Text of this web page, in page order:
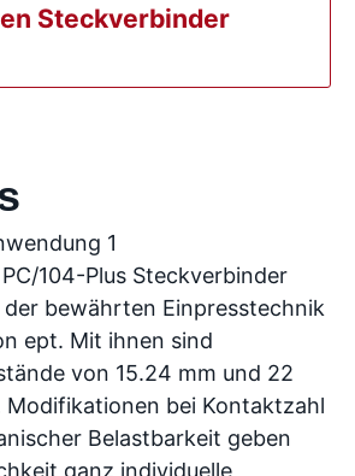
Steckverbinder
104-Plus Steckverbinder
bewährten Einpresstechnik
ept. Mit ihnen sind
von 15.24 mm und 22
Modifikationen bei Kontaktzahl
Belastbarkeit geben
ganz individuelle